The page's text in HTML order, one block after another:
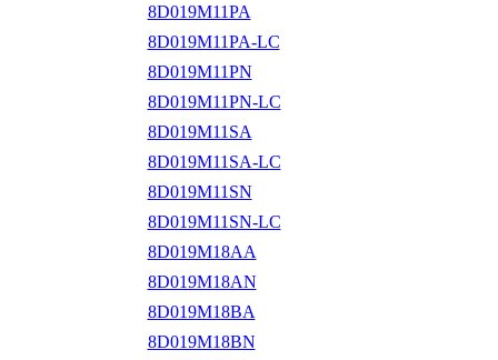
8D019M11PA
8D019M11PA-LC
8D019M11PN
8D019M11PN-LC
8D019M11SA
8D019M11SA-LC
8D019M11SN
8D019M11SN-LC
8D019M18AA
8D019M18AN
8D019M18BA
8D019M18BN